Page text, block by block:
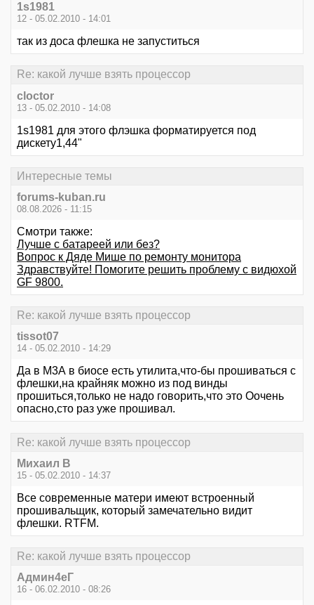
1s1981
12 - 05.02.2010 - 14:01
так из доса флешка не запуститься
Re: какой лучше взять процессор
cloctor
13 - 05.02.2010 - 14:08
1s1981 для этого флэшка форматируется под
дискету1,44"
Интересные темы
forums-kuban.ru
08.08.2026 - 11:15
Смотри также:
Лучше с батареей или без?
Вопрос к Дяде Мише по ремонту монитора
Здравствуйте! Помогите решить проблему с видюхой
GF 9800.
Re: какой лучше взять процессор
tissot07
14 - 05.02.2010 - 14:29
Да в М3А в биосе есть утилита,что-бы прошиваться с
флешки,на крайняк можно из под винды
прошиться,только не надо говорить,что это Оочень
опасно,сто раз уже прошивал.
Re: какой лучше взять процессор
Михаил В
15 - 05.02.2010 - 14:37
Все современные матери имеют встроенный
прошивальщик, который замечательно видит
флешки. RTFM.
Re: какой лучше взять процессор
Aдмин4еГ
16 - 06.02.2010 - 08:26